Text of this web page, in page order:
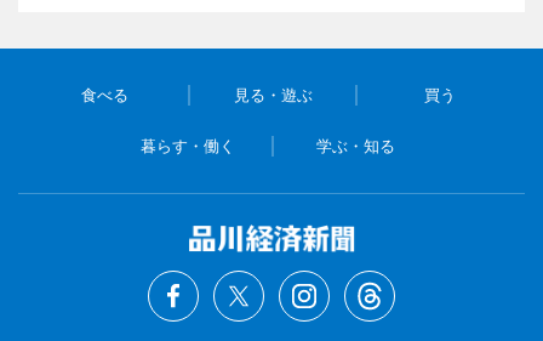
食べる 見る・遊ぶ 買う
暮らす・働く 学ぶ・知る